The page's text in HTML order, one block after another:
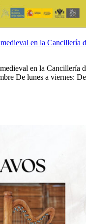
en la Cancillería
en la Cancillería
De lunes a viernes: De